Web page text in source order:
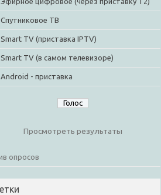
Спутниковое ТВ
Smart TV (приставка IPTV)
Smart TV (в самом телевизоре)
Android - приставка
Просмотреть результаты
опросов